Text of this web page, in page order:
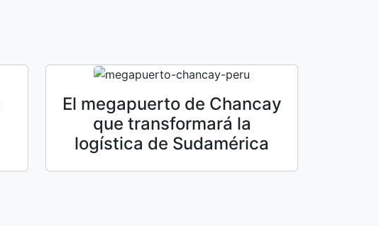
El megapuerto de Chancay
que transformará la
logística de Sudamérica